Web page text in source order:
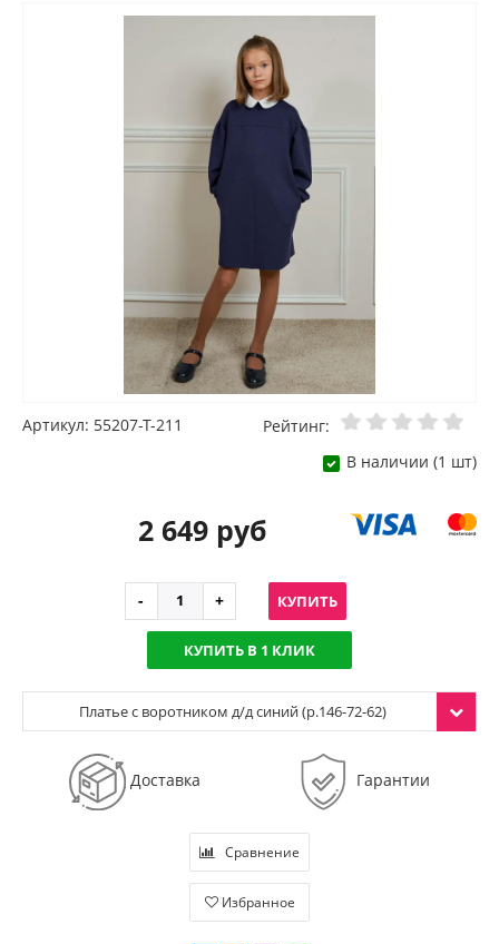
Артикул: 55207-Т-211
Рейтинг:
В наличии (1 шт)
2 649 руб
КУПИТЬ
КУПИТЬ В 1 КЛИК
Платье с воротником д/д синий (р.146-72-62)
Доставка Гарантии
Сравнение
Избранное